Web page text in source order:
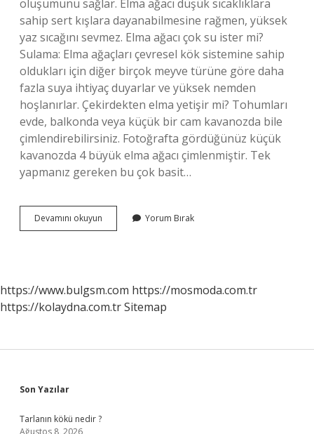
oluşumunu sağlar. Elma ağacı düşük sıcaklıklara
sahip sert kışlara dayanabilmesine rağmen, yüksek
yaz sıcağını sevmez. Elma ağacı çok su ister mi?
Sulama: Elma ağaçları çevresel kök sistemine sahip
oldukları için diğer birçok meyve türüne göre daha
fazla suya ihtiyaç duyarlar ve yüksek nemden
hoşlanırlar. Çekirdekten elma yetişir mi? Tohumları
evde, balkonda veya küçük bir cam kavanozda bile
çimlendirebilirsiniz. Fotoğrafta gördüğünüz küçük
kavanozda 4 büyük elma ağacı çimlenmiştir. Tek
yapmanız gereken bu çok basit…
Devamını okuyun
Nasıl
Yorum Bırak
https://www.bulgsm.com https://mosmoda.com.tr
https://kolaydna.com.trSitemap
Sidebar
Son Yazılar
Tarlanın kökü nedir ?
Ağustos 8, 2026